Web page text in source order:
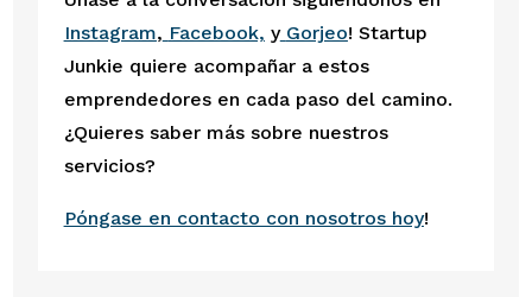
Instagram, Facebook, y Gorjeo! Startup
Junkie quiere acompañar a estos
emprendedores en cada paso del camino.
¿Quieres saber más sobre nuestros
servicios?
Póngase en contacto con nosotros hoy!